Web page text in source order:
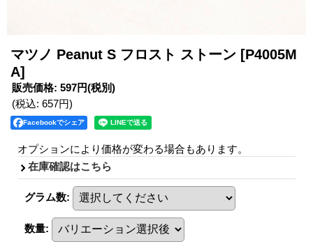
マツノ Peanut S フロスト ストーン [P4005M
A]
販売価格: 597円(税別)
(税込: 657円)
Facebookでシェア
オプションにより価格が変わる場合もあります。
在庫確認はこちら
グラム数:
数量: